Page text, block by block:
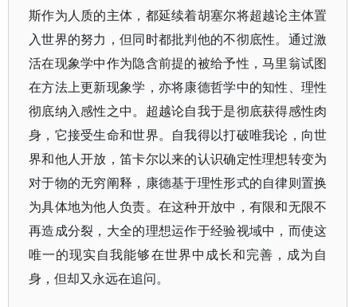
斯作为人质的主体，都延续着胡塞尔将超越论主体置
入世界的努力，但同时都批判他的不彻底性。通过激
活在现象学中作为隐含前提的被给予性，马里翁试图
在方法上更新现象学，亦将康德哲学中的知性、理性
彻底纳入感性之中。超越论自我于是彻底获得感性肉
身，它接受生命和世界。自我得以打破唯我论，向世
界和他人开放，笛卡尔以来的认识确定性理想转变为
对于物的无穷阐释，康德基于理性形式的自律则置换
为具体地为他人负责。在这种开放中，有限和无限不
再造成分裂，大全的理想运作于经验视域中，而使这
唯一的现实自我能够在世界中成长和完善，成为自
身，但却又永远在追问。